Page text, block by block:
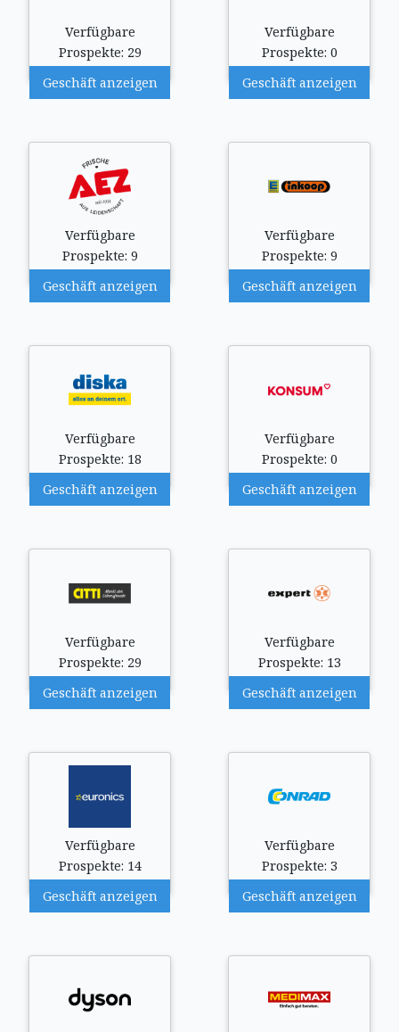
Verfügbare
Prospekte: 29
Geschäft anzeigen
Verfügbare
Prospekte: 0
Geschäft anzeigen
Verfügbare
Prospekte: 9
Geschäft anzeigen
Verfügbare
Prospekte: 9
Geschäft anzeigen
Verfügbare
Prospekte: 18
Geschäft anzeigen
Verfügbare
Prospekte: 0
Geschäft anzeigen
Verfügbare
Prospekte: 29
Geschäft anzeigen
Verfügbare
Prospekte: 13
Geschäft anzeigen
Verfügbare
Prospekte: 14
Geschäft anzeigen
Verfügbare
Prospekte: 3
Geschäft anzeigen